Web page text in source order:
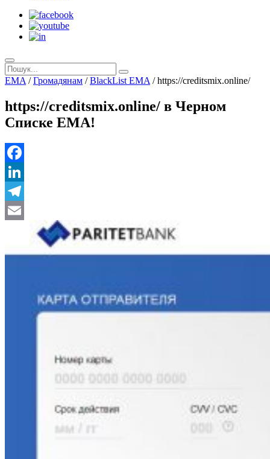
EMA /Громадянам /BlackList EMA /https://creditsmix.online/
https://creditsmix.online/ в Черном
Списке ЕМА!
Facebook
LinkedIn
Telegram